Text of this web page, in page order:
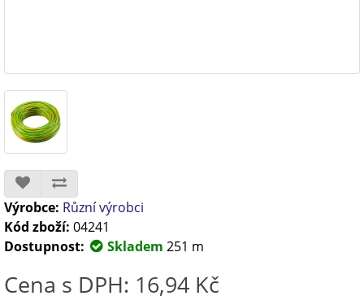
Výrobce: Různí výrobci
Kód zboží: 04241
Dostupnost:
Skladem 251 m
Cena s DPH: 16,94 Kč